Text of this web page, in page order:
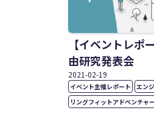
2021-02-19
【イベントレ
由研究発表会
イベント主催レポート エン
リングフィットアドベンチャー